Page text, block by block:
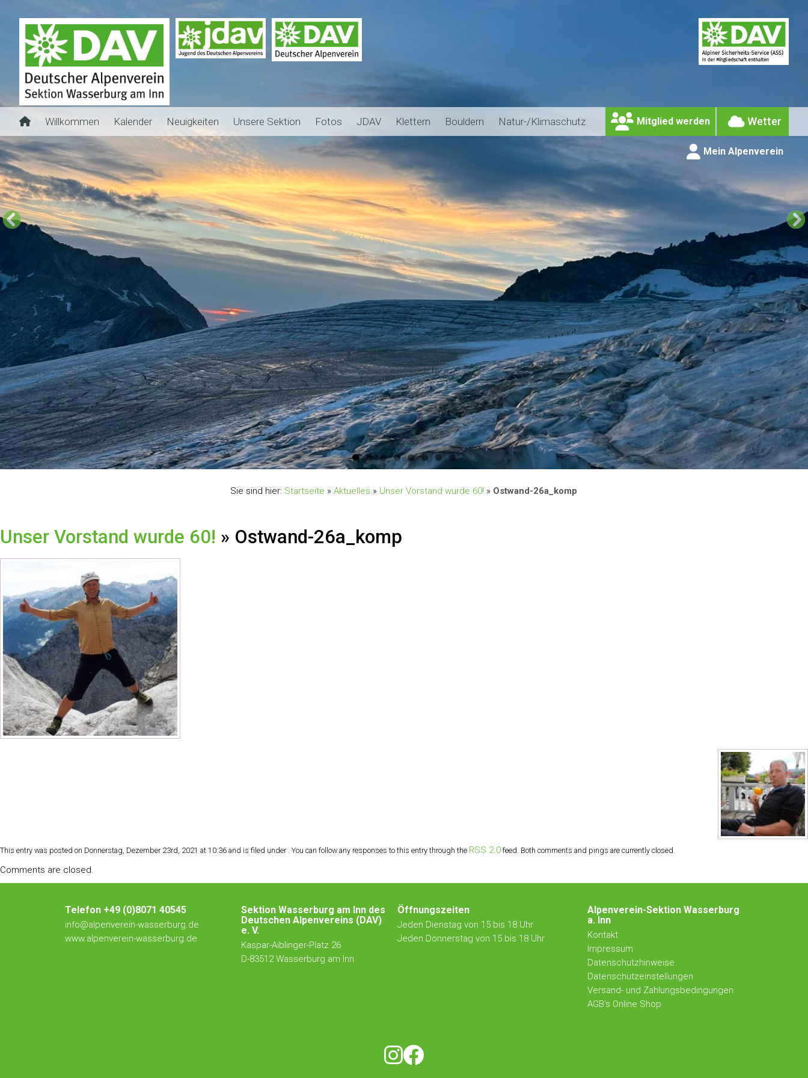
Willkommen Kalender Neuigkeiten Unsere Sektion Fotos JDAV Klettern Bouldern Natur-/Klimaschutz Wetter
Mitglied werden
Mein Alpenverein
Sie sind hier: Startseite »Aktuelles » Unser Vorstand wurde 60! » Ostwand-26a_komp
Unser Vorstand wurde 60! » Ostwand-26a_komp
This entry was posted on Donnerstag, Dezember 23rd, 2021 at 10:36 and is filed under . You can follow any responses to this entry through the RSS 2.0 feed. Both comments and pings are currently closed.
Comments are closed.
Telefon +49 (0)8071 40545
info@alpenverein-wasserburg.de
www.alpenverein-wasserburg.de
Sektion Wasserburg am Inn des
Deutschen Alpenvereins (DAV)
e. V.
Kaspar-Aiblinger-Platz 26
D-83512 Wasserburg am Inn
Öffnungszeiten
Jeden Dienstag von 15 bis 18 Uhr
Jeden Donnerstag von 15 bis 18 Uhr
Alpenverein-Sektion Wasserburg
a. Inn
Kontakt
Impressum
Datenschutzhinweise
Datenschutzeinstellungen
Versand- und Zahlungsbedingungen
AGB's Online Shop